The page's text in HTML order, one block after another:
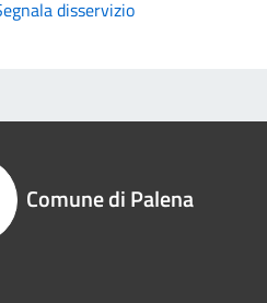
disservizio
Comune di Palena